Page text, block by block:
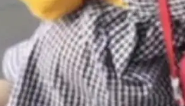
的焦虑清单上多了两项：
能体应用安全地从PoC走
试团队跟得上AI应用...
+ 可空字段来表示——bool
nullable 的默认模式、浅
会产生大量无意义的组
突了、全 null 了。要知道
，你得靠"文档、校验、或
法。Rust 的 enum，两个
机器人"——每个大厂都在
但 Kenton Varda 在 Twitte
今天我们发布了 Cloudfla
的聊天机器人，跟其他所
只不过，实际上它不一
的重制版，我十年前的
是，这次它构建在 Cloudf
，可自托管的分
团队推出了最新开源项
己机器上运行 Cloudflare
Objects 的守护进程。 设
象是一个独立的 SQLite
复制到你自己的 S3 兼容
/流畅/AI榜：vivo夺
三星Galaxy Z系列
，由于存储等硬件成本暴